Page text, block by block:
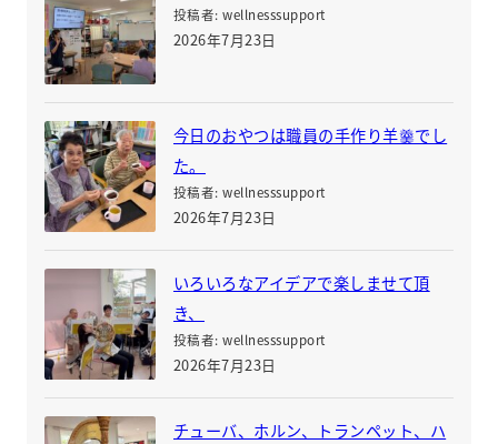
投稿者: wellnesssupport
2026年7月23日
今日のおやつは職員の手作り羊羹でし
た。
投稿者: wellnesssupport
2026年7月23日
いろいろなアイデアで楽しませて頂
き、
投稿者: wellnesssupport
2026年7月23日
チューバ、ホルン、トランペット、ハ